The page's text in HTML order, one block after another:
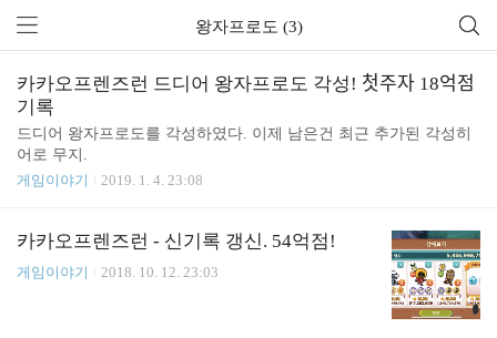
왕자프로도 (3)
카카오프렌즈런 드디어 왕자프로도 각성! 첫주자 18억점
기록
드디어 왕자프로도를 각성하였다. 이제 남은건 최근 추가된 각성히
어로 무지.
게임이야기
2019. 1. 4. 23:08
카카오프렌즈런 - 신기록 갱신. 54억점!
게임이야기 2018. 10. 12. 23:03